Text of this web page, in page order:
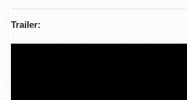
Trailer: